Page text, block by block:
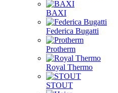
BAXI
Federica Bugatti
Protherm
Royal Thermo
STOUT